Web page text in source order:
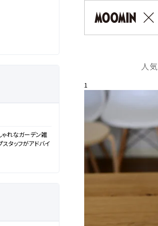
ゃれなガーデン雑
タッフがアドバイ
人
1